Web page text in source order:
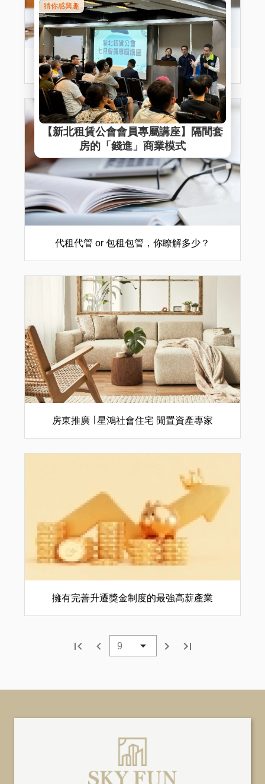
租金補貼申請攻略：省荷包，住得更好！
代租代管 or 包租包管，你瞭解多少？
房東推廣 ∣ 星鴻社會住宅 閒置資產專家
擁有完善升遷獎金制度的最強高薪產業